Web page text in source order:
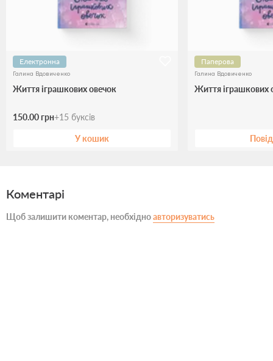
Електронна
Галина Вдовиченко
Життя іграшкових овечок
150.00 грн+15 буксів
У кошик
Паперова
Галина Вдовиченко
Життя іграшкових
Коментарі
Щоб залишити коментар, необхідноавторизуватись